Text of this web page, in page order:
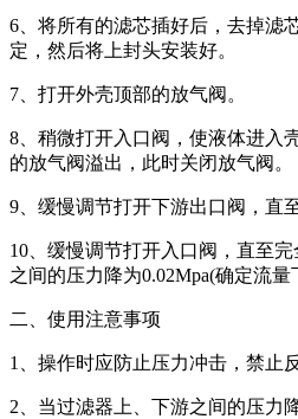
6、将所有的滤芯插好后，去掉滤
定，然后将上封头安装好。
7、打开外壳顶部的放气阀。
8、稍微打开入口阀，使液体进入
的放气阀溢出，此时关闭放气阀。
9、缓慢调节打开下游出口阀，直
10、缓慢调节打开入口阀，直至
之间的压力降为0.02Mpa(确定流量
二、使用注意事项
1、操作时应防止压力冲击，禁止
2、当过滤器上、下游之间的压力